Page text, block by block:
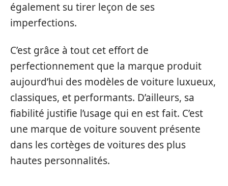
également su tirer leçon de ses
imperfections.
C’est grâce à tout cet effort de
perfectionnement que la marque produit
aujourd’hui des modèles de voiture luxueux,
classiques, et performants. D’ailleurs, sa
fiabilité justifie l’usage qui en est fait. C’est
une marque de voiture souvent présente
dans les cortèges de voitures des plus
hautes personnalités.